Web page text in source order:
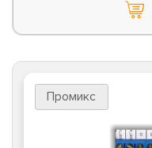
Промикс